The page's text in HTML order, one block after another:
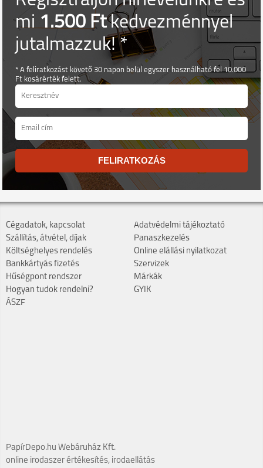
mi1.500 Ftkedvezménnyel
jutalmazzuk! *
* A feliratkozást követő 30 napon belül egyszer használható fel 10.000
Ft kosárérték felett.
FELIRATKOZÁS
Cégadatok, kapcsolat
Szállítás, átvétel, díjak
Költséghelyes rendelés
Bankkártyás fizetés
Hűségpont rendszer
Hogyan tudok rendelni?
ÁSZF
Adatvédelmi tájékoztató
Panaszkezelés
Online elállási nyilatkozat
Szervizek
Márkák
GYIK
PapírDepo.hu Webáruház Kft.
online irodaszer értékesítés, irodaellátás